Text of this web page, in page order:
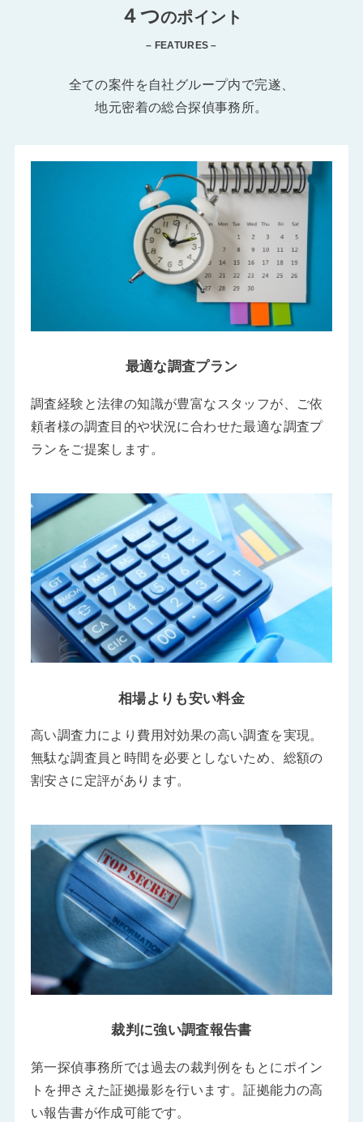
４つのポイント
– FEATURES –
全ての案件を自社グループ内で完遂、
地元密着の総合探偵事務所。
最適な調査プラン
調査経験と法律の知識が豊富なスタッフが、ご依
頼者様の調査目的や状況に合わせた最適な調査プ
ランをご提案します。
相場よりも安い料金
高い調査力により費用対効果の高い調査を実現。
無駄な調査員と時間を必要としないため、総額の
割安さに定評があります。
裁判に強い調査報告書
第一探偵事務所では過去の裁判例をもとにポイン
トを押さえた証拠撮影を行います。証拠能力の高
い報告書が作成可能です。